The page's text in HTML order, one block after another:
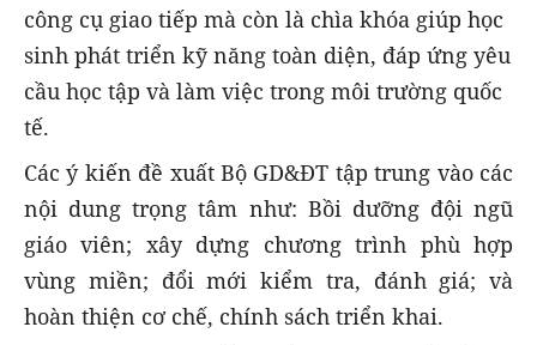
công cụ giao tiếp mà còn là chìa khóa giúp học
sinh phát triển kỹ năng toàn diện, đáp ứng yêu
cầu học tập và làm việc trong môi trường quốc
tế.
Các ý kiến đề xuất Bộ GD&ĐT tập trung vào các
nội dung trọng tâm như: Bồi dưỡng đội ngũ
giáo viên; xây dựng chương trình phù hợp
vùng miền; đổi mới kiểm tra, đánh giá; và
hoàn thiện cơ chế, chính sách triển khai.